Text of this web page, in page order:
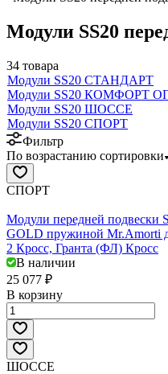
Модули SS20
34 товара
Модули SS20 СТАНДАРТ
Модули SS20 КОМФОРТ
Модули SS20 ШОССЕ
Модули SS20 СПОРТ
Фильтр
По возрастанию сортировки
СПОРТ
Модули передней подвески
GOLD пружиной Mr.Amorti
2 Кросс, Гранта (ФЛ) Кросс
В наличии
25 077 ₽
В корзину
ШОССЕ